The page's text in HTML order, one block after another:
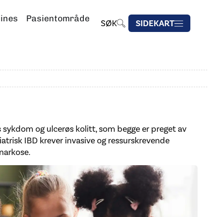
Pasientområde SØK SIDEKART
og ulcerøs kolitt, som begge er preget av
IBD krever invasive og ressurskrevende